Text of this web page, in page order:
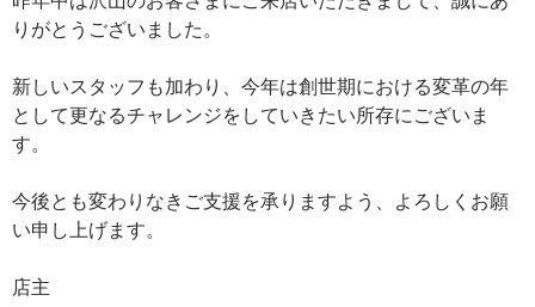
りがとうございました。
新しいスタッフも加わり、今年は創世期における変革の年
として更なるチャレンジをしていきたい所存にございま
す。
今後とも変わりなきご支援を承りますよう、よろしくお願
い申し上げます。
店主